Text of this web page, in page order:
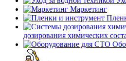
Маркетинг
дозирования химических